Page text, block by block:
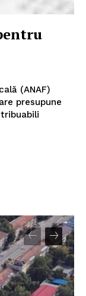
(ANAF)
presupune